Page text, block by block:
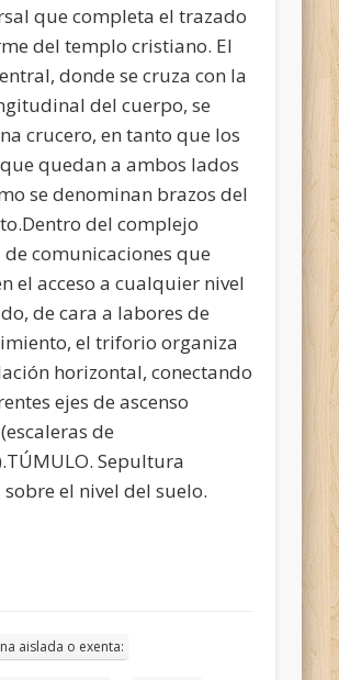
que completa el trazado
del templo cristiano. El
donde se cruza con la
del cuerpo, se
crucero, en tanto que los
quedan a ambos lados
se denominan brazos del
del complejo
comunicaciones que
el acceso a cualquier nivel
de cara a labores de
el triforio organiza
horizontal, conectando
ejes de ascenso
de
Sepultura
sobre el nivel del suelo.
aislada o exenta: